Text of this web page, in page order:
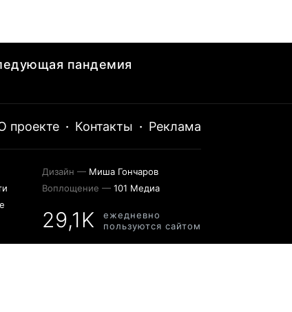
пандемия
проекте · Контакты · Реклама
Дизайн — Миша Гончаров
Воплощение — 101 Медиа
29,1K
ежедневно
пользуются сайтом